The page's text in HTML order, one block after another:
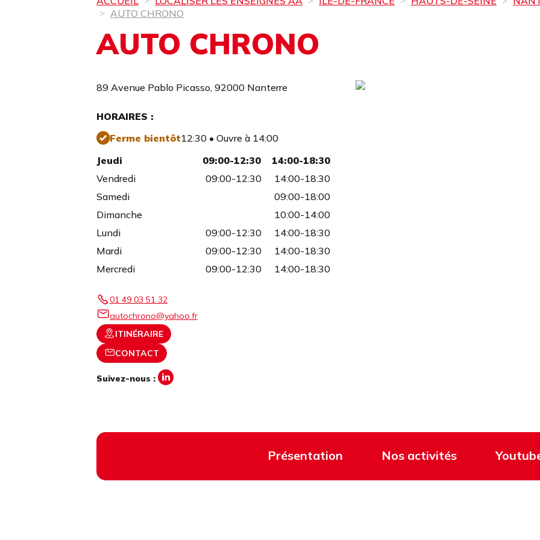
AUTO CHRONO
AUTO CHRONO
89 Avenue Pablo Picasso, 92000 Nanterre
HORAIRES :
Ferme bientôt12:30 • Ouvre à 14:00
Jeudi
09:00-12:30
14:00-18:30
Vendredi
09:00-12:30
14:00-18:30
Samedi
09:00-18:00
Dimanche
10:00-14:00
Lundi
09:00-12:30
14:00-18:30
Mardi
09:00-12:30
14:00-18:30
Mercredi
09:00-12:30 14:00-18:30
01 49 03 51 32
autochrono@yahoo.fr
ITINÉRAIRE
CONTACT
Suivez-nous :
Présentation Nos activités